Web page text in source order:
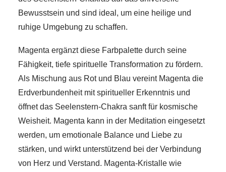
Bewusstsein und sind ideal, um eine heilige und
ruhige Umgebung zu schaffen.
Magenta ergänzt diese Farbpalette durch seine
Fähigkeit, tiefe spirituelle Transformation zu fördern.
Als Mischung aus Rot und Blau vereint Magenta die
Erdverbundenheit mit spiritueller Erkenntnis und
öffnet das Seelenstern-Chakra sanft für kosmische
Weisheit. Magenta kann in der Meditation eingesetzt
werden, um emotionale Balance und Liebe zu
stärken, und wirkt unterstützend bei der Verbindung
von Herz und Verstand. Magenta-Kristalle wie